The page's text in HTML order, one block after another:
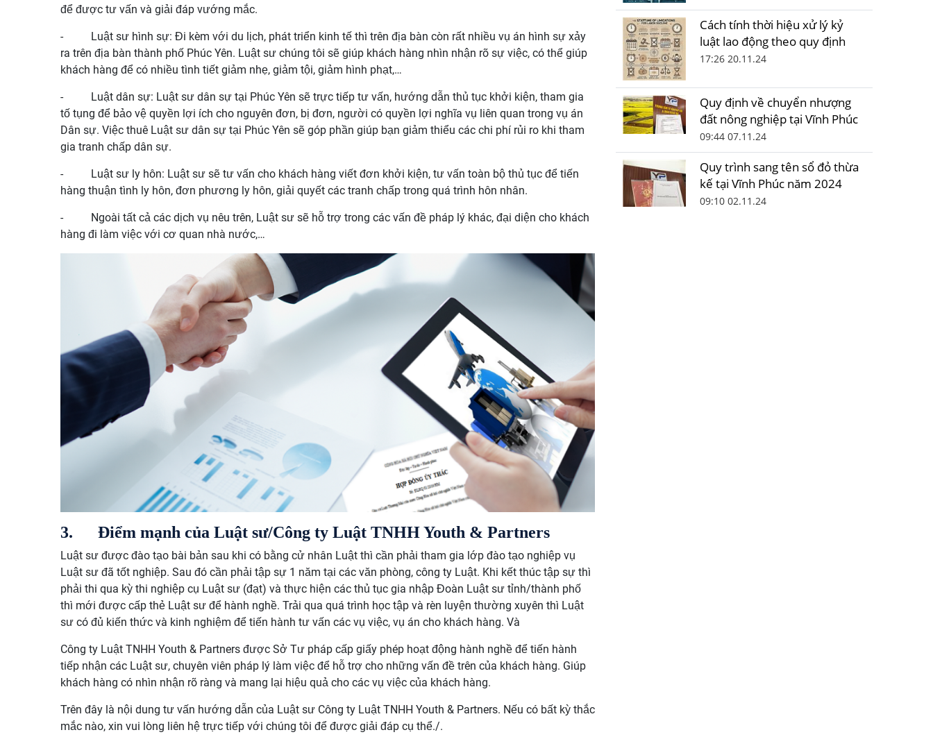
để được tư vấn và giải đáp vướng mắc.
- Luật sư hình sự: Đi kèm với du lịch, phát triển kinh tế thì trên địa bàn còn rất nhiều vụ án hình sự xảy
ra trên địa bàn thành phố Phúc Yên. Luật sư chúng tôi sẽ giúp khách hàng nhìn nhận rõ sự việc, có thể giúp
khách hàng để có nhiều tình tiết giảm nhẹ, giảm tội, giảm hình phạt,…
- Luật dân sự: Luật sư dân sự tại Phúc Yên sẽ trực tiếp tư vấn, hướng dẫn thủ tục khởi kiện, tham gia
tố tụng để bảo vệ quyền lợi ích cho nguyên đơn, bị đơn, người có quyền lợi nghĩa vụ liên quan trong vụ án
Dân sự. Việc thuê Luật sư dân sự tại Phúc Yên sẽ góp phần giúp bạn giảm thiểu các chi phí rủi ro khi tham
gia tranh chấp dân sự.
- Luật sư ly hôn: Luật sư sẽ tư vấn cho khách hàng viết đơn khởi kiện, tư vấn toàn bộ thủ tục để tiến
hàng thuận tình ly hôn, đơn phương ly hôn, giải quyết các tranh chấp trong quá trình hôn nhân.
- Ngoài tất cả các dịch vụ nêu trên, Luật sư sẽ hỗ trợ trong các vấn đề pháp lý khác, đại diện cho khách
hàng đi làm việc với cơ quan nhà nước,…
3. Điểm mạnh của Luật sư/Công ty Luật TNHH Youth & Partners
Luật sư được đào tạo bài bản sau khi có bằng cử nhân Luật thì cần phải tham gia lớp đào tạo nghiệp vụ
Luật sư đã tốt nghiệp. Sau đó cần phải tập sự 1 năm tại các văn phòng, công ty Luật. Khi kết thúc tập sự thì
phải thi qua kỳ thi nghiệp cụ Luật sư (đạt) và thực hiện các thủ tục gia nhập Đoàn Luật sư tỉnh/thành phố
thì mới được cấp thẻ Luật sư để hành nghề. Trải qua quá trình học tập và rèn luyện thường xuyên thì Luật
sư có đủ kiến thức và kinh nghiệm để tiến hành tư vấn các vụ việc, vụ án cho khách hàng. Và
Công ty Luật TNHH Youth & Partners được Sở Tư pháp cấp giấy phép hoạt động hành nghề để tiến hành
tiếp nhận các Luật sư, chuyên viên pháp lý làm việc để hỗ trợ cho những vấn đề trên của khách hàng. Giúp
khách hàng có nhìn nhận rõ ràng và mang lại hiệu quả cho các vụ việc của khách hàng.
Trên đây là nội dung tư vấn hướng dẫn của Luật sư Công ty Luật TNHH Youth & Partners. Nếu có bất kỳ thắc
mắc nào, xin vui lòng liên hệ trực tiếp với chúng tôi để được giải đáp cụ thể./.
Cách tính thời hiệu xử lý kỷ
luật lao động theo quy định
17:26 20.11.24
Quy định về chuyển nhượng
đất nông nghiệp tại Vĩnh Phúc
09:44 07.11.24
Quy trình sang tên sổ đỏ thừa
kế tại Vĩnh Phúc năm 2024
09:10 02.11.24